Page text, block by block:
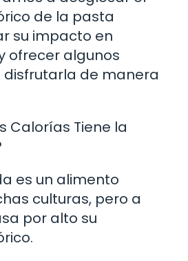
de la pasta
su impacto en
ofrecer algunos
de manera
Tiene la
es un alimento
culturas, pero a
por alto su